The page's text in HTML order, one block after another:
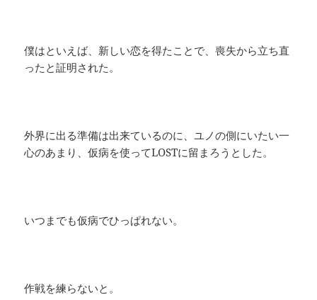
僕はといえば、新しい恋を得たことで、喪失から立ち直
ったと証明された。
外界に出る準備は出来ているのに、ユノの側にいたい一
心のあまり、仮病を使ってLOSTに留まろうとした。
いつまでも仮病でひっぱれない。
作戦を練らないと。